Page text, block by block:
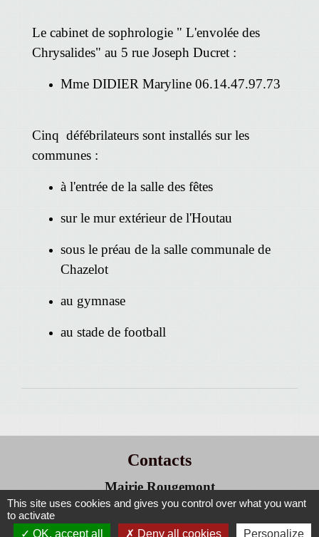
Le cabinet de sophrologie " L'envolée des
Chrysalides" au 5 rue Joseph Ducret :
Mme DIDIER Maryline 06.14.47.97.73
Cinq défébrilateurs sont installés sur les
communes :
à l'entrée de la salle des fêtes
sur le mur extérieur de l'Houtau
sous le préau de la salle communale de
Chazelot
au gymnase
au stade de football
Contacts
Mairie Rougemont
4 place du Marché
25680 Rougemont - FRANCE
This site uses cookies and gives you control over what you want
to activate
OK, accept all
Deny all cookies Personalize